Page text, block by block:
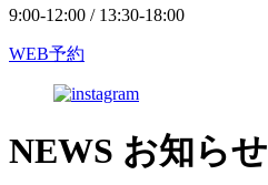
9:00-12:00 / 13:30-18:00
WEB予約
NEWS お知らせ